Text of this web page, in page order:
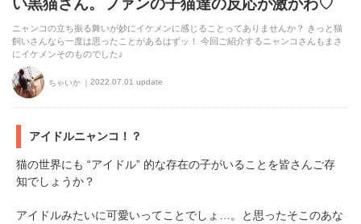
い黒猫さん。ファンの子猫達の反応が激かわ♡
ニャンコの立ち振る舞いが妙にイケメンに感じることってありませんか？ きっと猫
飼いさんなら一度は思ったことがあるはずッ！ 今回ご紹介するニャンコさんもまさ
にイケメンそのものでした♪
ちゃいか 2022.07.01 update
アイドルニャンコ！？
猫の世界にも “アイドル” 的な存在の子がいることを皆さんご存
知でしょうか？
アイドルみたいに可愛いってことでしょ…。と思ったそこのあな